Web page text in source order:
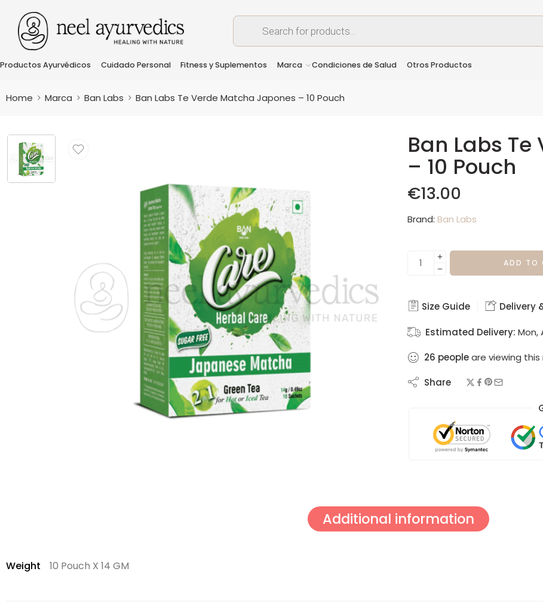
Productos Ayurvédicos Cuidado Personal Fitness y Suplementos Marca Condiciones de Salud Otros Productos
Home Marca Ban Labs Ban Labs Te Verde Matcha Japones – 10 Pouch
Ban Labs
– 10 Pouch
€13.00
Brand: Ban Labs
ADD TO
Size Guide Delivery
Estimated Delivery: Mon,
26 peopleare viewing
Share
Additional information
Weight 10 Pouch X 14 GM